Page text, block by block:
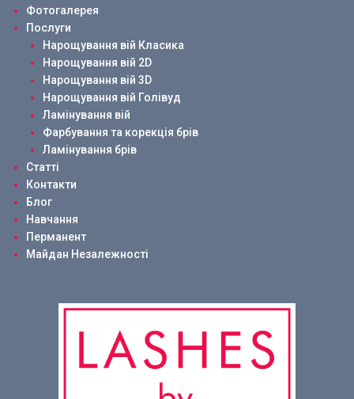
Фотогалерея
Послуги
Нарощування вій Класика
Нарощування вій 2D
Нарощування вій 3D
Нарощування вій Голівуд
Ламінування вій
Фарбування та корекція брів
Ламінування брів
Статті
Контакти
Блог
Навчання
Перманент
Майдан Незалежності